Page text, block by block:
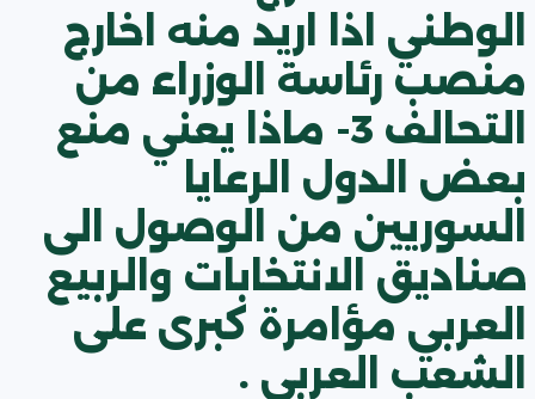
الوطني اذا اريد منه اخارج
منصب رئاسة الوزراء من
التحالف 3- ماذا يعني منع
بعض الدول الرعايا
السوريين من الوصول الى
صناديق الانتخابات والربيع
العربي مؤامرة كبرى على
الشعب العربي .